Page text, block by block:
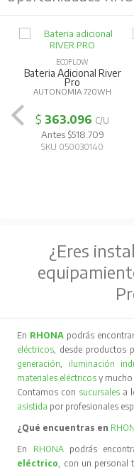
ECOFLOW
Bateria Adicional River
Pro
AUTONOMIA 720WH
$ 363.096 C/U
Antes $518.709
SKU 050030140
¿Eres
En RHONA podrás
eléctricos, desde productos
generación, iluminación
materiales eléctricos y
Contamos con sucursales a
asistida por profesionales
¿Qué encuentras en
En RHONA podrás
eléctrico, con un personal